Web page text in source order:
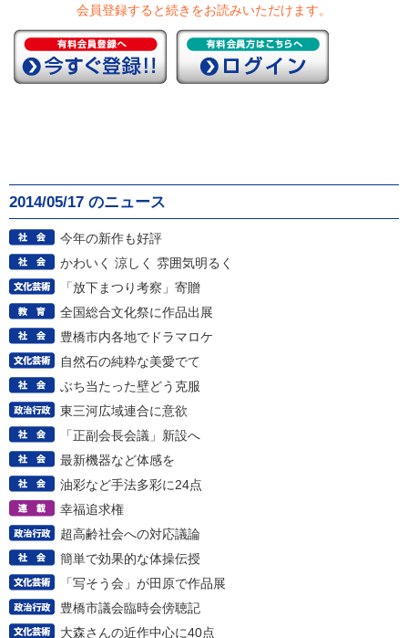
会員登録すると続きをお読みいただけます。
2014/05/17 のニュース
今年の新作も好評
かわいく 涼しく 雰囲気明るく
「放下まつり考察」寄贈
全国総合文化祭に作品出展
豊橋市内各地でドラマロケ
自然石の純粋な美愛でて
ぶち当たった壁どう克服
東三河広域連合に意欲
「正副会長会議」新設へ
最新機器など体感を
油彩など手法多彩に24点
幸福追求権
超高齢社会への対応議論
簡単で効果的な体操伝授
「写そう会」が田原で作品展
豊橋市議会臨時会傍聴記
大森さんの近作中心に40点